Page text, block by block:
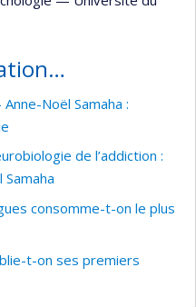
Noël Samaha :
de l’addiction :
consomme-t-on le plus
t-on ses premiers